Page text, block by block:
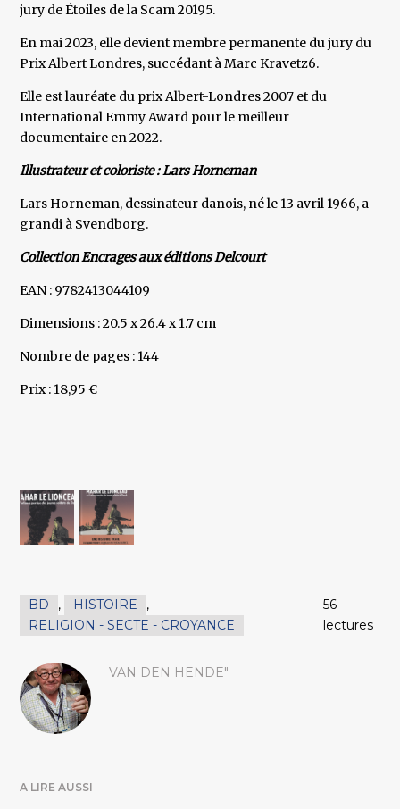
jury de Étoiles de la Scam 20195.
En mai 2023, elle devient membre permanente du jury du
Prix Albert Londres, succédant à Marc Kravetz6.
Elle est lauréate du prix Albert-Londres 2007 et du
International Emmy Award pour le meilleur
documentaire en 2022.
Illustrateur et coloriste : Lars Horneman
Lars Horneman, dessinateur danois, né le 13 avril 1966, a
grandi à Svendborg.
Collection Encrages aux éditions Delcourt
EAN : 9782413044109
Dimensions : 20.5 x 26.4 x 1.7 cm
Nombre de pages : 144
Prix : 18,95 €
BD , HISTOIRE
,
RELIGION - SECTE - CROYANCE
56
lectures
VAN DEN HENDE"
A LIRE AUSSI